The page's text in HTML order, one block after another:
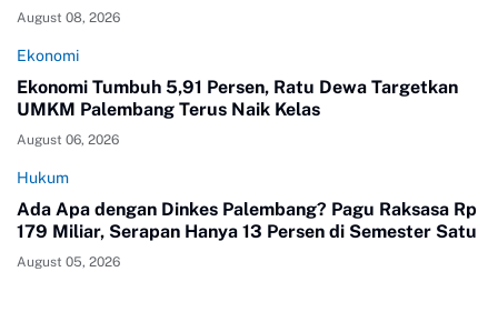
August 08, 2026
Ekonomi
Ekonomi Tumbuh 5,91 Persen, Ratu Dewa Targetkan
UMKM Palembang Terus Naik Kelas
August 06, 2026
Hukum
Ada Apa dengan Dinkes Palembang? Pagu Raksasa Rp
179 Miliar, Serapan Hanya 13 Persen di Semester Satu
August 05, 2026